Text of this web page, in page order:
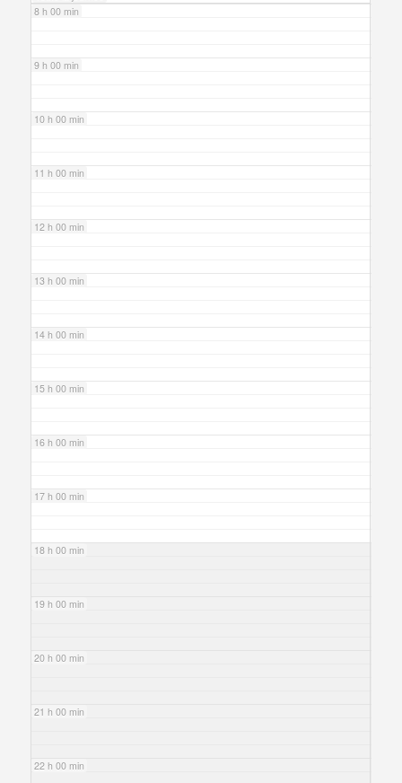
8 h 00 min
9 h 00 min
10 h 00 min
11 h 00 min
12 h 00 min
13 h 00 min
14 h 00 min
15 h 00 min
16 h 00 min
17 h 00 min
18 h 00 min
19 h 00 min
20 h 00 min
21 h 00 min
22 h 00 min